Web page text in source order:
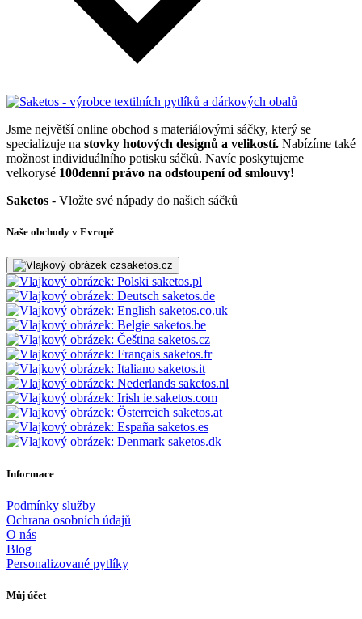
Jsme největší online obchod s materiálovými sáčky, který se
specializuje na stovky hotových designů a velikostí. Nabízíme také
možnost individuálního potisku sáčků. Navíc poskytujeme
velkorysé 100denní právo na odstoupení od smlouvy!
Saketos - Vložte své nápady do našich sáčků
Naše obchody v Evropě
saketos.cz
saketos.pl
saketos.de
saketos.co.uk
saketos.be
saketos.cz
saketos.fr
saketos.it
saketos.nl
ie.saketos.com
saketos.at
saketos.es
saketos.dk
Informace
Podmínky služby
Ochrana osobních údajů
O nás
Blog
Personalizované pytlíky
Můj účet